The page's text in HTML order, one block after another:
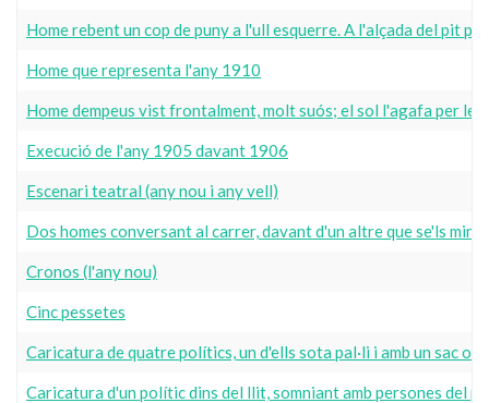
Home rebent un cop de puny a l'ull esquerre. A l'alçada del pit
Home que representa l'any 1910
Home dempeus vist frontalment, molt suós; el sol l'agafa per
Execució de l'any 1905 davant 1906
Escenari teatral (any nou i any vell)
Dos homes conversant al carrer, davant d'un altre que se'ls
Cronos (l'any nou)
Cinc pessetes
Caricatura de quatre polítics, un d'ells sota pal·li i amb un sac
Caricatura d'un polític dins del llit, somniant amb persones del